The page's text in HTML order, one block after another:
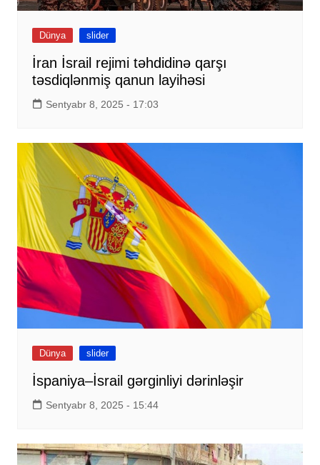
Dünya slider
İran İsrail rejimi təhdidinə qarşı
təsdiqlənmiş qanun layihəsi
Sentyabr 8, 2025 - 17:03
Dünya slider
İspaniya–İsrail gərginliyi dərinləşir
Sentyabr 8, 2025 - 15:44